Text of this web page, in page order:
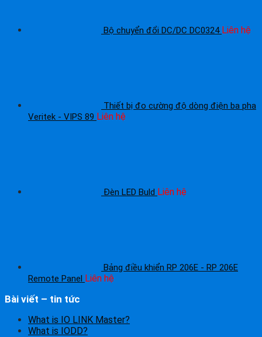
Bộ chuyển đổi DC/DC DC0324 Liên hệ
Thiết bị đo cường độ dòng điện ba pha
Veritek - VIPS 89 Liên hệ
Đèn LED Buld Liên hệ
Bảng điều khiển RP 206E - RP 206E
Remote Panel Liên hệ
Bài viết – tin tức
What is IO LINK Master?
What is IODD?